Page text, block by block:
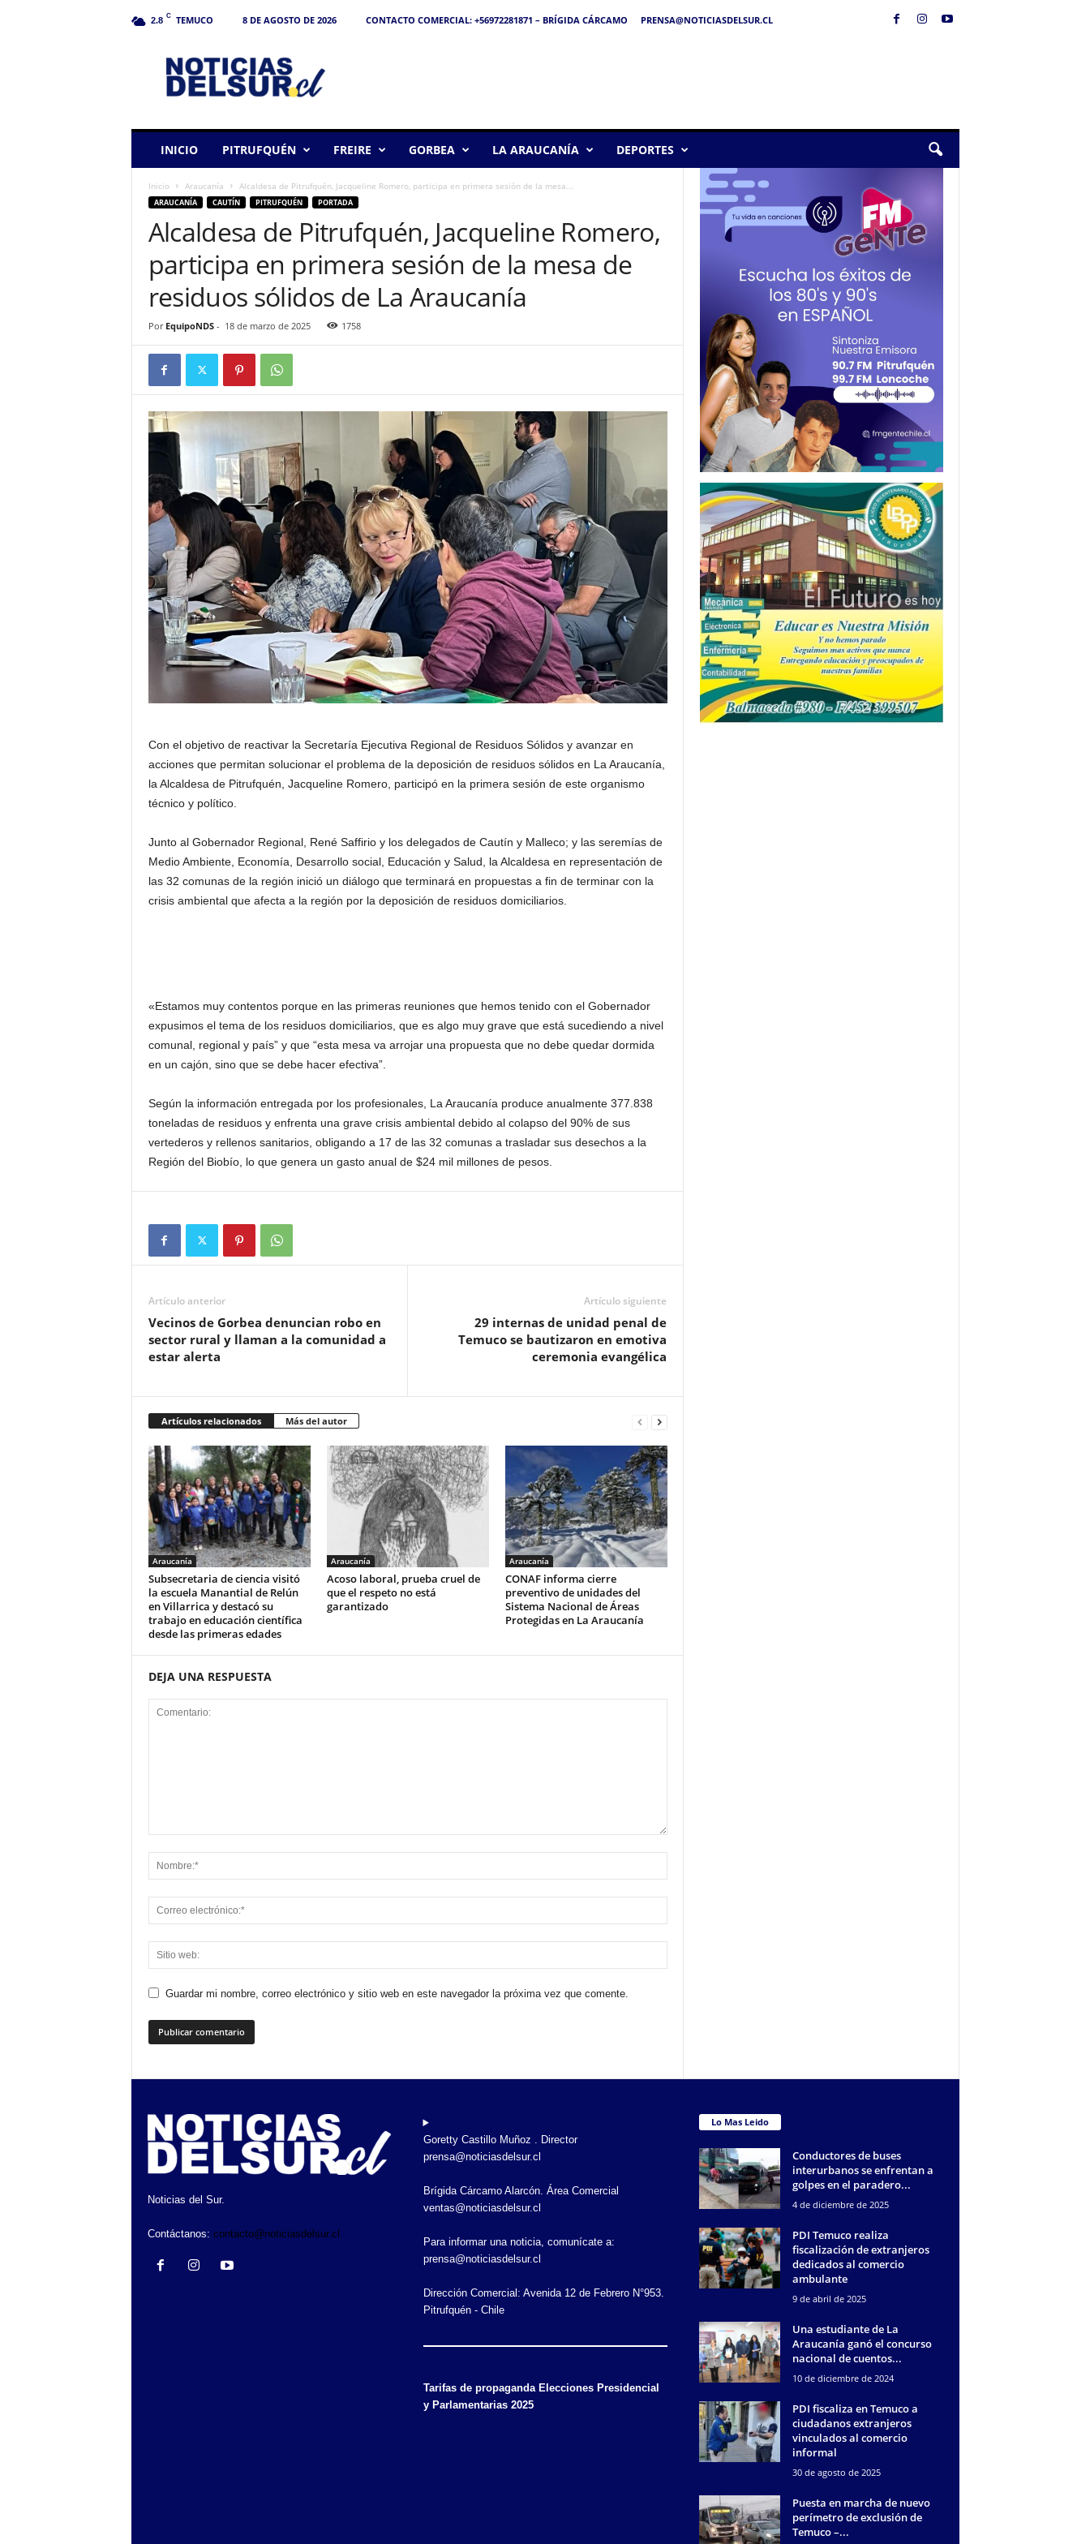
2.8 C TEMUCO 8 DE AGOSTO DE 2026 CONTACTO COMERCIAL: +56972281871 – BRÍGIDA CÁRCAMO
PRENSA@NOTICIASDELSUR.CL
INICIO PITRUFQUÉN FREIRE GORBEA LA ARAUCANÍA DEPORTES
Inicio Araucanía Alcaldesa de Pitrufquén, Jacqueline Romero, participa en primera sesión de la mesa...
ARAUCANÍA CAUTÍN PITRUFQUÉN PORTADA
Alcaldesa de Pitrufquén, Jacqueline Romero,
participa en primera sesión de la mesa de
residuos sólidos de La Araucanía
Por EquipoNDS- 18 de marzo de 2025 1758
Con el objetivo de reactivar la Secretaría Ejecutiva Regional de Residuos Sólidos y avanzar en
acciones que permitan solucionar el problema de la deposición de residuos sólidos en La Araucanía,
la Alcaldesa de Pitrufquén, Jacqueline Romero, participó en la primera sesión de este organismo
técnico y político.
Junto al Gobernador Regional, René Saffirio y los delegados de Cautín y Malleco; y las seremías de
Medio Ambiente, Economía, Desarrollo social, Educación y Salud, la Alcaldesa en representación de
las 32 comunas de la región inició un diálogo que terminará en propuestas a fin de terminar con la
crisis ambiental que afecta a la región por la deposición de residuos domiciliarios.
«Estamos muy contentos porque en las primeras reuniones que hemos tenido con el Gobernador
expusimos el tema de los residuos domiciliarios, que es algo muy grave que está sucediendo a nivel
comunal, regional y país” y que “esta mesa va arrojar una propuesta que no debe quedar dormida
en un cajón, sino que se debe hacer efectiva”.
Según la información entregada por los profesionales, La Araucanía produce anualmente 377.838
toneladas de residuos y enfrenta una grave crisis ambiental debido al colapso del 90% de sus
vertederos y rellenos sanitarios, obligando a 17 de las 32 comunas a trasladar sus desechos a la
Región del Biobío, lo que genera un gasto anual de $24 mil millones de pesos.
Artículo anterior
Vecinos de Gorbea denuncian robo en
sector rural y llaman a la comunidad a
estar alerta
Artículo siguiente
29 internas de unidad penal de
Temuco se bautizaron en emotiva
ceremonia evangélica
Artículos relacionados Más del autor
Araucanía
Subsecretaria de ciencia visitó
la escuela Manantial de Relún
en Villarrica y destacó su
trabajo en educación científica
desde las primeras edades
Araucanía
Acoso laboral, prueba cruel de
que el respeto no está
garantizado
Araucanía
CONAF informa cierre
preventivo de unidades del
Sistema Nacional de Áreas
Protegidas en La Araucanía
DEJA UNA RESPUESTA
Guardar mi nombre, correo electrónico y sitio web en este navegador la próxima vez que comente.
Noticias del Sur.
Contáctanos: contacto@noticiasdelsur.cl
Goretty Castillo Muñoz . Director
prensa@noticiasdelsur.cl
Brígida Cárcamo Alarcón. Área Comercial
ventas@noticiasdelsur.cl
Para informar una noticia, comunícate a:
prensa@noticiasdelsur.cl
Dirección Comercial: Avenida 12 de Febrero N°953.
Pitrufquén - Chile
Tarifas de propaganda Elecciones Presidencial
y Parlamentarias 2025
Lo Mas Leido
Conductores de buses
interurbanos se enfrentan a
golpes en el paradero...
4 de diciembre de 2025
PDI Temuco realiza
fiscalización de extranjeros
dedicados al comercio
ambulante
9 de abril de 2025
Una estudiante de La
Araucanía ganó el concurso
nacional de cuentos...
10 de diciembre de 2024
PDI fiscaliza en Temuco a
ciudadanos extranjeros
vinculados al comercio
informal
30 de agosto de 2025
Puesta en marcha de nuevo
perímetro de exclusión de
Temuco –...